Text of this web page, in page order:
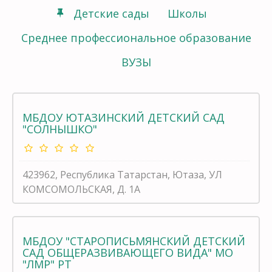
Детские сады
Школы
Среднее профессиональное образование
ВУЗЫ
МБДОУ ЮТАЗИНСКИЙ ДЕТСКИЙ САД
"СОЛНЫШКО"
423962, Республика Татарстан, Ютаза, УЛ
КОМСОМОЛЬСКАЯ, Д. 1А
МБДОУ "СТАРОПИСЬМЯНСКИЙ ДЕТСКИЙ
САД ОБЩЕРАЗВИВАЮЩЕГО ВИДА" МО
"ЛМР" РТ